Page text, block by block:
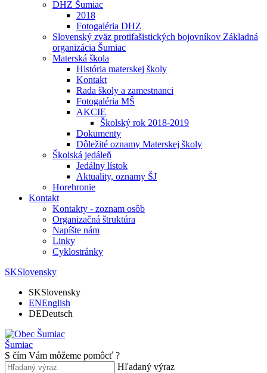
DHZ Šumiac
2018
Fotogaléria DHZ
Slovenský zväz protifašistických bojovníkov Základná
organizácia Šumiac
Materská škola
História materskej školy
Kontakt
Rada školy a zamestnanci
Fotogaléria MŠ
AKCIE
Školský rok 2018-2019
Dokumenty
Dôležité oznamy Materskej školy
Školská jedáleň
Jedálny lístok
Aktuality, oznamy ŠJ
Horehronie
Kontakt
Kontakty - zoznam osôb
Organizačná štruktúra
Napíšte nám
Linky
Cyklostránky
SKSlovensky
SKSlovensky
ENEnglish
DEDeutsch
Šumiac
S čím Vám môžeme pomôcť ?
Hľadaný výraz